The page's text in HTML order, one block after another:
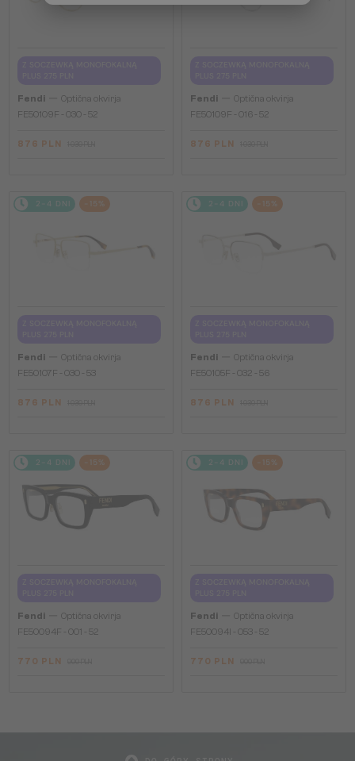
Fendi
Optična okvirja
FE50109F - 030 - 52
876 PLN
Fendi
Optična okvirja
FE50109F - 016 - 52
876 PLN
2-4 DNI -15%
Fendi
Optična okvirja
FE50107F - 030 - 53
876 PLN
2-4 DNI -15%
Fendi
Optična okvirja
FE50105F - 032 - 56
876 PLN
2-4 DNI -15%
Fendi
Optična okvirja
FE50094F - 001 - 52
770 PLN
2-4 DNI -15%
Fendi
Optična okvirja
FE50094I - 053 - 52
770 PLN